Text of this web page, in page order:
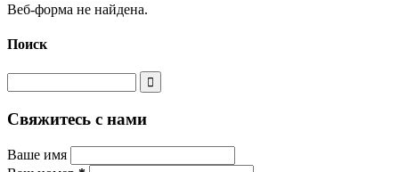
Веб-форма не найдена.
Поиск
Свяжитесь с нами
Ваше имя